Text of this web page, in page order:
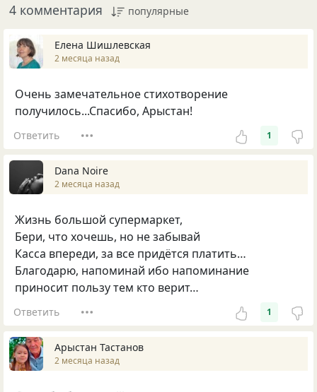
4 комментария популярные
Елена Шишлевская
2 месяца назад
Очень замечательное стихотворение
получилось...Спасибо, Арыстан!
Ответить 1
Dana Noire
2 месяца назад
Жизнь большой супермаркет,
Бери, что хочешь, но не забывай
Касса впереди, за все придётся платить…
Благодарю, напоминай ибо напоминание
приносит пользу тем кто верит…
Ответить 1
Арыстан Тастанов
2 месяца назад